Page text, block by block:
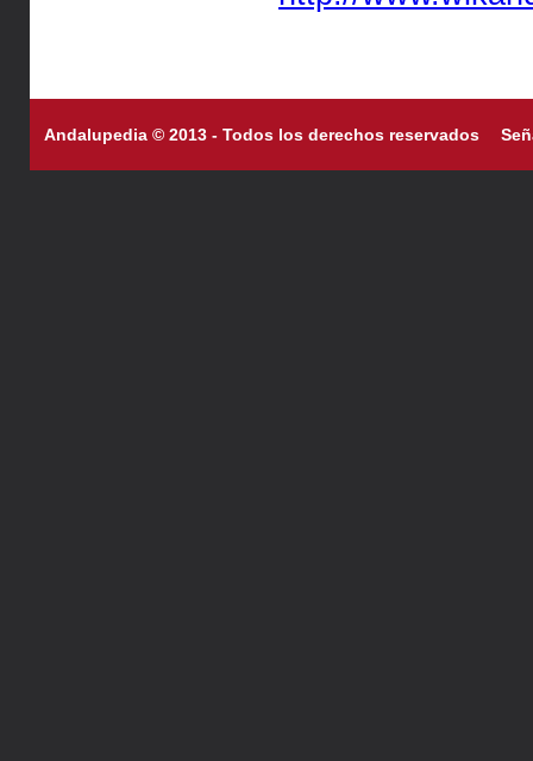
Andalupedia © 2013 - Todos los derechos reservados